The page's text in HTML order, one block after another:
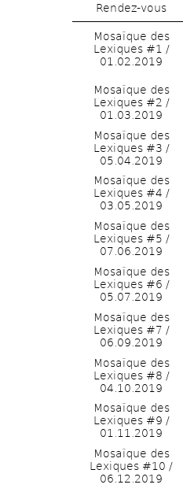
Rendez-vous
Mosaïque des
Lexiques #1 /
01.02.2019
Mosaïque des
Lexiques #2 /
01.03.2019
Mosaïque des
Lexiques #3 /
05.04.2019
Mosaïque des
Lexiques #4 /
03.05.2019
Mosaïque des
Lexiques #5 /
07.06.2019
Mosaïque des
Lexiques #6 /
05.07.2019
Mosaïque des
Lexiques #7 /
06.09.2019
Mosaïque des
Lexiques #8 /
04.10.2019
Mosaïque des
Lexiques #9 /
01.11.2019
Mosaïque des
Lexiques #10 /
06.12.2019